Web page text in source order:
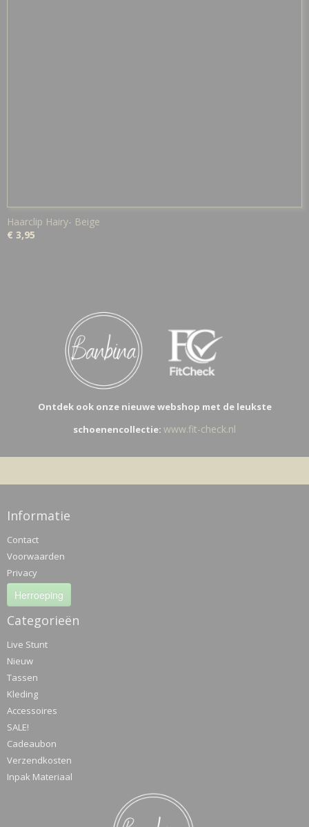
Haarclip Hairy- Beige
€ 3,95
Ontdek ook onze nieuwe webshop met de leukste
schoenencollectie: www.fit-check.nl
Informatie
Contact
Voorwaarden
Privacy
Herroeping
Categorieën
Live Stunt
Nieuw
Tassen
Kleding
Accessoires
SALE!
Cadeaubon
Verzendkosten
Inpak Materiaal